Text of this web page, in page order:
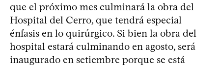
que el próximo mes culminará la obra del
Hospital del Cerro, que tendrá especial
énfasis en lo quirúrgico. Si bien la obra del
hospital estará culminando en agosto, será
inaugurado en setiembre porque se está